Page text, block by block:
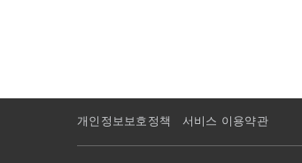
개인정보보호정책 서비스 이용약관